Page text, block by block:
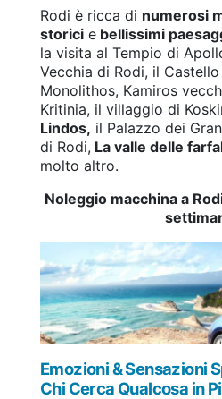
Rodi è ricca di numerosi
storici e bellissimi
la visita al Tempio di
Vecchia di Rodi, il
Monolithos, Kamiros
Kritinia, il villaggio di
Lindos, il Palazzo dei
di Rodi, La valle delle
molto altro.
Noleggio macchina a
Emozioni & Sensazioni
Chi Cerca Qualcosa in